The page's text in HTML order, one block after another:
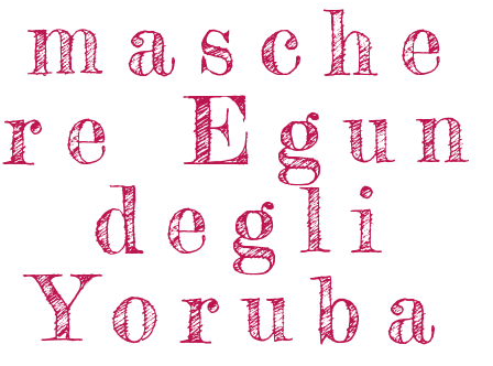
masche
re Egun
degli
Yoruba
News & Tips
Chi Siamo
Contatti